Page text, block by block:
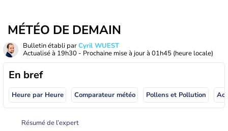
MÉTÉO DE DEMAIN
Bulletin établi parCyril WUEST
Actualisé à 19h30 - Prochaine mise à jour à 01h45 (heure locale)
En bref
Heure par Heure Comparateur météo Pollens et Pollution
Résumé de l’expert